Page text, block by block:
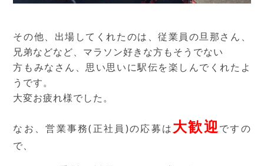
その他、出場してくれたのは、従業員の旦那さん、
兄弟などなど、マラソン好きな方もそうでない
方もみなさん、思い思いに駅伝を楽しんでくれたよ
うです。
大変お疲れ様でした。
なお、営業事務(正社員)の応募は大歓迎ですの
で、